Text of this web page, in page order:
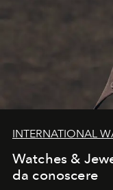
INTERNATIONAL
Watches &
da conoscere